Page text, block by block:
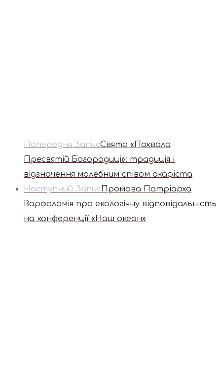
Попередня ЗаписСвято «Похвала
Пресвятій Богородиці»: традиція і
відзначення молебним співом акафіста
Наступний ЗаписПромова Патріарха
Варфоломія про екологічну відповідальність
на конференції «Наш океан»